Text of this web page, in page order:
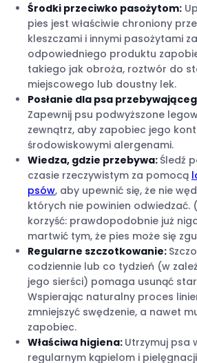
Środki przeciwko pasożytom:
pies jest właściwie chroniony
kleszczami i innymi pasożytami
odpowiedniego produktu
takiego jak obroża, roztwór do
miejscowego lub doustny lek.
Posłanie dla psa
Zapewnij psu podwyższone
zewnątrz, aby zapobiec jego
środowiskowymi alergenami.
Wiedza, gdzie przebywa: Śledź
czasie rzeczywistym za pomocą
psów, aby upewnić się, że nie
których nie powinien odwiedzać.
korzyść: prawdopodobnie już
martwić tym, że pies może się
Regularne szczotkowanie:
codziennie lub co tydzień (w
jego sierści) pomaga usunąć
Wspierając naturalny proces
zmniejszyć swędzenie, a nawet
zapobiec.
Właściwa higiena: Utrzymuj psa
regularnym kąpielom i